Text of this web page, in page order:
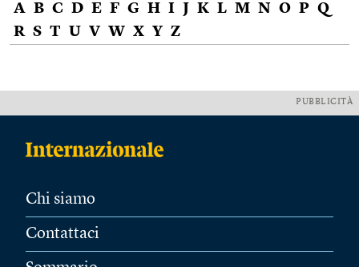
A B C D E F G H I J K L M N O P Q
R S T U V W X Y Z
PUBBLICITÀ
Chi siamo
Contattaci